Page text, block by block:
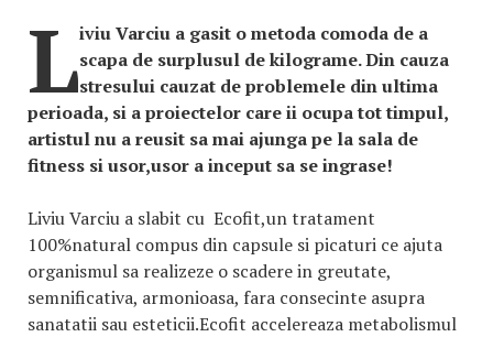
Liviu Varciu a gasit o metoda comoda de a
scapa de surplusul de kilograme. Din cauza
stresului cauzat de problemele din ultima
perioada, si a proiectelor care ii ocupa tot timpul,
artistul nu a reusit sa mai ajunga pe la sala de
fitness si usor,usor a inceput sa se ingrase!
Liviu Varciu a slabit cu Ecofit,un tratament
100%natural compus din capsule si picaturi ce ajuta
organismul sa realizeze o scadere in greutate,
semnificativa, armonioasa, fara consecinte asupra
sanatatii sau esteticii.Ecofit accelereaza metabolismul